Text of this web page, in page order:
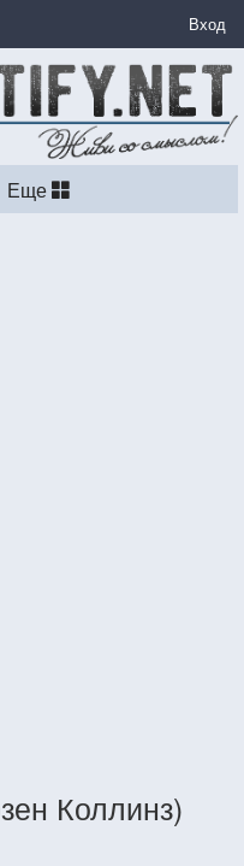
Вход
Еще
Коллинз)